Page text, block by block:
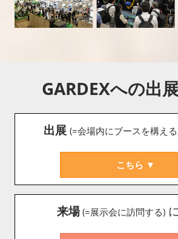
GARDEXへの出
出展 (=会場内にブースを構え
こちら ▼
来場(=展示会に訪問する)